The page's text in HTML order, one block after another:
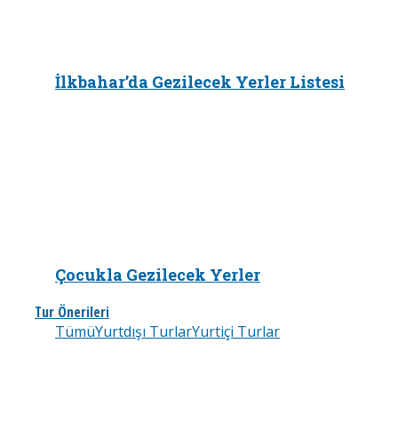
İlkbahar’da Gezilecek Yerler Listesi
Çocukla Gezilecek Yerler
Tur Önerileri
TümüYurtdışı TurlarYurtiçi Turlar